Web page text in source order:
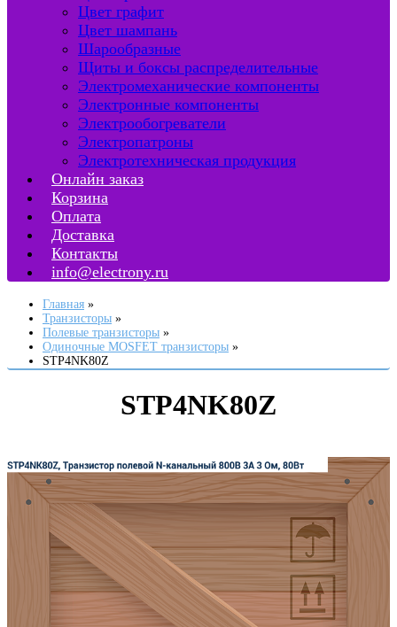
Цвет графит
Цвет шампань
Шарообразные
Щиты и боксы распределительные
Электромеханические компоненты
Электронные компоненты
Электрообогреватели
Электропатроны
Электротехническая продукция
Онлайн заказ
Корзина
Оплата
Доставка
Контакты
info@electrony.ru
Главная
Транзисторы
Полевые транзисторы
Одиночные MOSFET транзисторы
STP4NK80Z
STP4NK80Z